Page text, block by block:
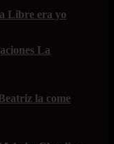
Libre era yo
La
la come